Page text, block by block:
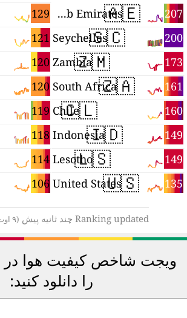
🇦🇪 207
United Arab Emirates
🇸🇨 200
Seychelles
🇿🇲 173
Zambia
🇿🇦 161
South Africa
🇨🇱 160
Chile
🇮🇩 149
Indonesia
🇱🇸 149
Lesotho
🇺🇸 135
United States
129
121
120
120
119
118
114
106
Ranking updated چند ثانیه پیش
ویجت شاخص کیفیت هوا در
را دانلود کنید: